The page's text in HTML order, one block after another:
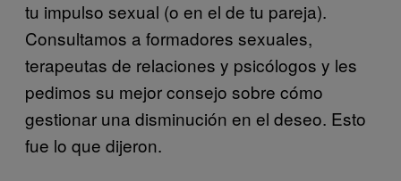
tu impulso sexual (o en el de tu pareja).
Consultamos a formadores sexuales,
terapeutas de relaciones y psicólogos y les
pedimos su mejor consejo sobre cómo
gestionar una disminución en el deseo. Esto
fue lo que dijeron.